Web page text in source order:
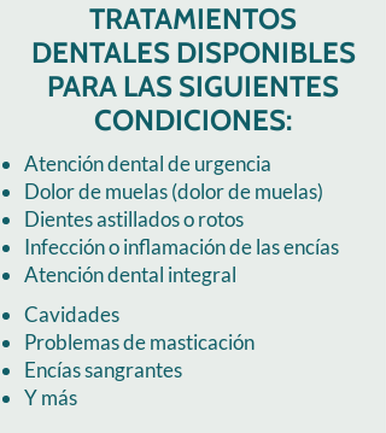
TRATAMIENTOS
DENTALES DISPONIBLES
PARA LAS SIGUIENTES
CONDICIONES:
Atención dental de urgencia
Dolor de muelas (dolor de muelas)
Dientes astillados o rotos
Infección o inflamación de las encías
Atención dental integral
Cavidades
Problemas de masticación
Encías sangrantes
Y más